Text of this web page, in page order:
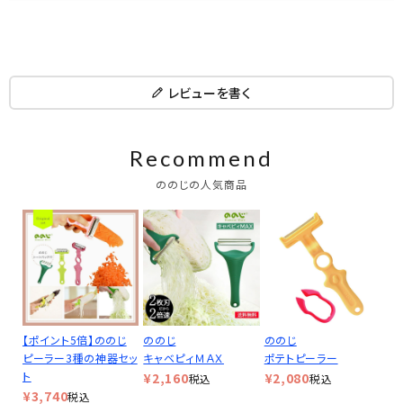
レビューを書く
Recommend
ののじの人気商品
【ポイント5倍】ののじ
ピーラー3種の神器セッ
ト
¥3,740税込
ののじ
キャベピィＭＡＸ
¥2,160税込
ののじ
ポテトピーラー
¥2,080税込